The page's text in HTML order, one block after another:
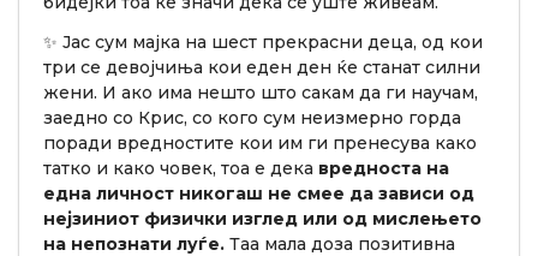
✨ Јас сум мајка на шест прекрасни деца, од кои
три се девојчиња кои еден ден ќе станат силни
жени. И ако има нешто што сакам да ги научам,
заедно со Крис, со кого сум неизмерно горда
поради вредностите кои им ги пренесува како
татко и како човек, тоа е дека вредноста на
една личност никогаш не смее да зависи од
нејзиниот физички изглед или од мислењето
на непознати луѓе. Таа мала доза позитивна